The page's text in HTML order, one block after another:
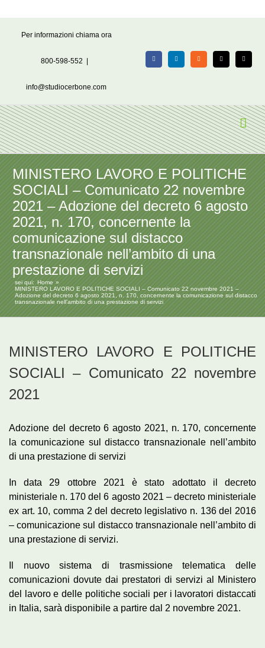
Per informazioni chiama ora
800-598-552
info@studiocerbone.com
FacebookLinkedIn Rss X Email
MINISTERO LAVORO E POLITICHE
SOCIALI – Comunicato 22 novembre
2021 – Adozione del decreto 6 agosto
2021, n. 170, concernente la
comunicazione sul distacco
transnazionale nell’ambito di una
prestazione di servizi
sei qui: Home
MINISTERO LAVORO E POLITICHE SOCIALI – Comunicato 22 novembre 2021 –
Adozione del decreto 6 agosto 2021, n. 170, concernente la comunicazione sul distacco
transnazionale nell’ambito di una prestazione di servizi
MINISTERO LAVORO E POLITICHE
SOCIALI – Comunicato 22 novembre
2021
Adozione del decreto 6 agosto 2021, n. 170, concernente
la comunicazione sul distacco transnazionale nell’ambito
di una prestazione di servizi
In data 29 ottobre 2021 è stato adottato il decreto
ministeriale n. 170 del 6 agosto 2021 – decreto ministeriale
ex art. 10, comma 2 del decreto legislativo n. 136 del 2016
– comunicazione sul distacco transnazionale nell’ambito di
una prestazione di servizi.
Il nuovo sistema di trasmissione telematica delle
comunicazioni dovute dai prestatori di servizi al Ministero
del lavoro e delle politiche sociali per i lavoratori distaccati
in Italia, sarà disponibile a partire dal 2 novembre 2021.